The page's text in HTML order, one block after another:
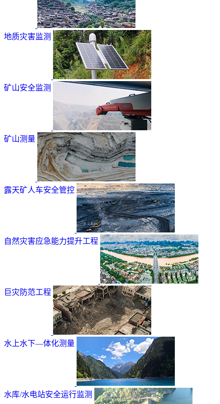
地质灾害监测
矿山安全监测
矿山测量
露天矿人车安全管控
自然灾害应急能力提升工程
巨灾防范工程
水上水下—体化测量
水库/水电站安全运行监测